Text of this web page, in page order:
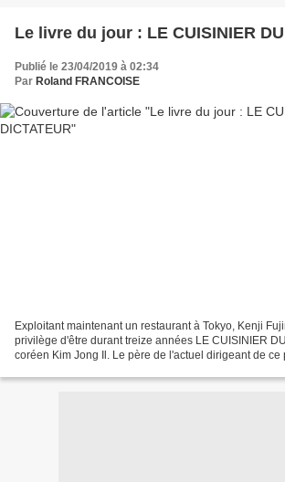
Le livre du jour : LE CUISINIER
Publié le 23/04/2019 à 02:34
Par Roland FRANCOISE
Exploitant maintenant un restaurant à Tokyo, Kenji
privilège d'être durant treize années LE CUISINIER
coréen Kim Jong Il. Le père de l'actuel dirigeant de ce